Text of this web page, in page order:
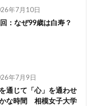
年7月10日
：なぜ99歳は白寿？
年7月9日
通じて「心」を通わせ
な時間 相模女子大学